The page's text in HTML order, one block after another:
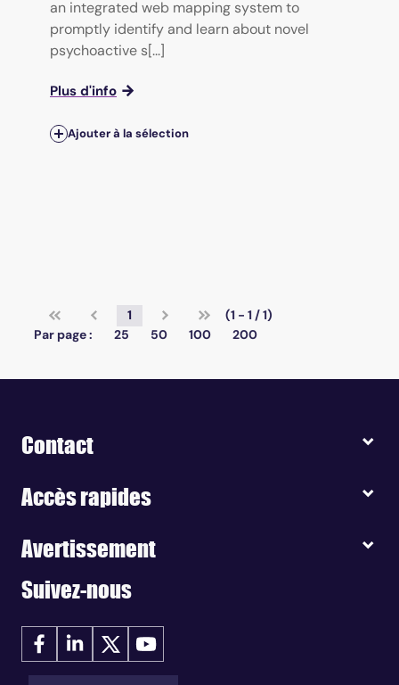
an integrated web mapping system to
promptly identify and learn about novel
psychoactive s[...]
Plus d'info
Ajouter à la sélection
1
(1 - 1 / 1)
Par page :
25 50 100 200
Contact
Accès rapides
Avertissement
Suivez-nous